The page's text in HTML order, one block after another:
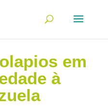
em
à